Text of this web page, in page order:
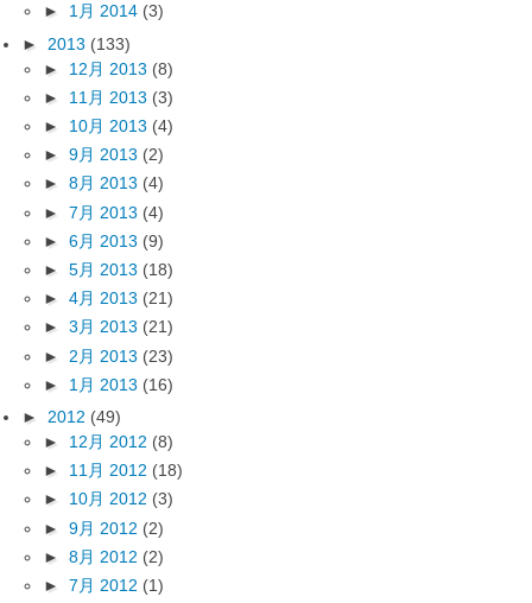
► 1月 2014 (3)
► 2013 (133)
► 12月 2013 (8)
► 11月 2013 (3)
► 10月 2013 (4)
► 9月 2013 (2)
► 8月 2013 (4)
► 7月 2013 (4)
► 6月 2013 (9)
► 5月 2013 (18)
► 4月 2013 (21)
► 3月 2013 (21)
► 2月 2013 (23)
► 1月 2013 (16)
► 2012 (49)
► 12月 2012 (8)
► 11月 2012 (18)
► 10月 2012 (3)
► 9月 2012 (2)
► 8月 2012 (2)
► 7月 2012 (1)